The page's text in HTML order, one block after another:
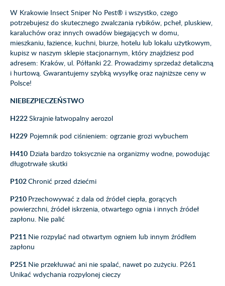
W Krakowie Insect Sniper No Pest® i wszystko, czego
potrzebujesz do skutecznego zwalczania rybików, pcheł, pluskiew,
karaluchów oraz innych owadów biegających w domu,
mieszkaniu, łazience, kuchni, biurze, hotelu lub lokalu użytkowym,
kupisz w naszym sklepie stacjonarnym, który znajdziesz pod
adresem: Kraków, ul. Półłanki 22. Prowadzimy sprzedaż detaliczną
i hurtową. Gwarantujemy szybką wysyłkę oraz najniższe ceny w
Polsce!
NIEBEZPIECZEŃSTWO
H222Skrajnie łatwopalny aerozol
H229 Pojemnik pod ciśnieniem: ogrzanie grozi wybuchem
H410 Działa bardzo toksycznie na organizmy wodne, powodując
długotrwałe skutki
P102Chronić przed dziećmi
P210 Przechowywać z dala od źródeł ciepła, gorących
powierzchni, źródeł iskrzenia, otwartego ognia i innych źródeł
zapłonu. Nie palić
P211 Nie rozpylać nad otwartym ogniem lub innym źródłem
zapłonu
P251 Nie przekłuwać ani nie spalać, nawet po zużyciu. P261
Unikać wdychania rozpylonej cieczy